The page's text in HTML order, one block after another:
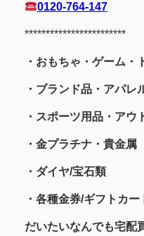
0120-764-147
************************
・おもちゃ・ゲーム・
・ブランド品・アパレ
・スポーツ用品・アウ
・金プラチナ・貴金属
・ ダイヤ/宝石類
・各種金券/ギフトカ
だいたいなんでも宅配